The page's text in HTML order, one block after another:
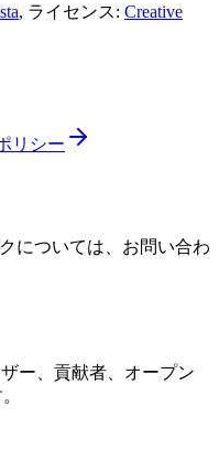
, ライセンス: Creative
リシー
については、お問い合わ
ー、貢献者、オープン